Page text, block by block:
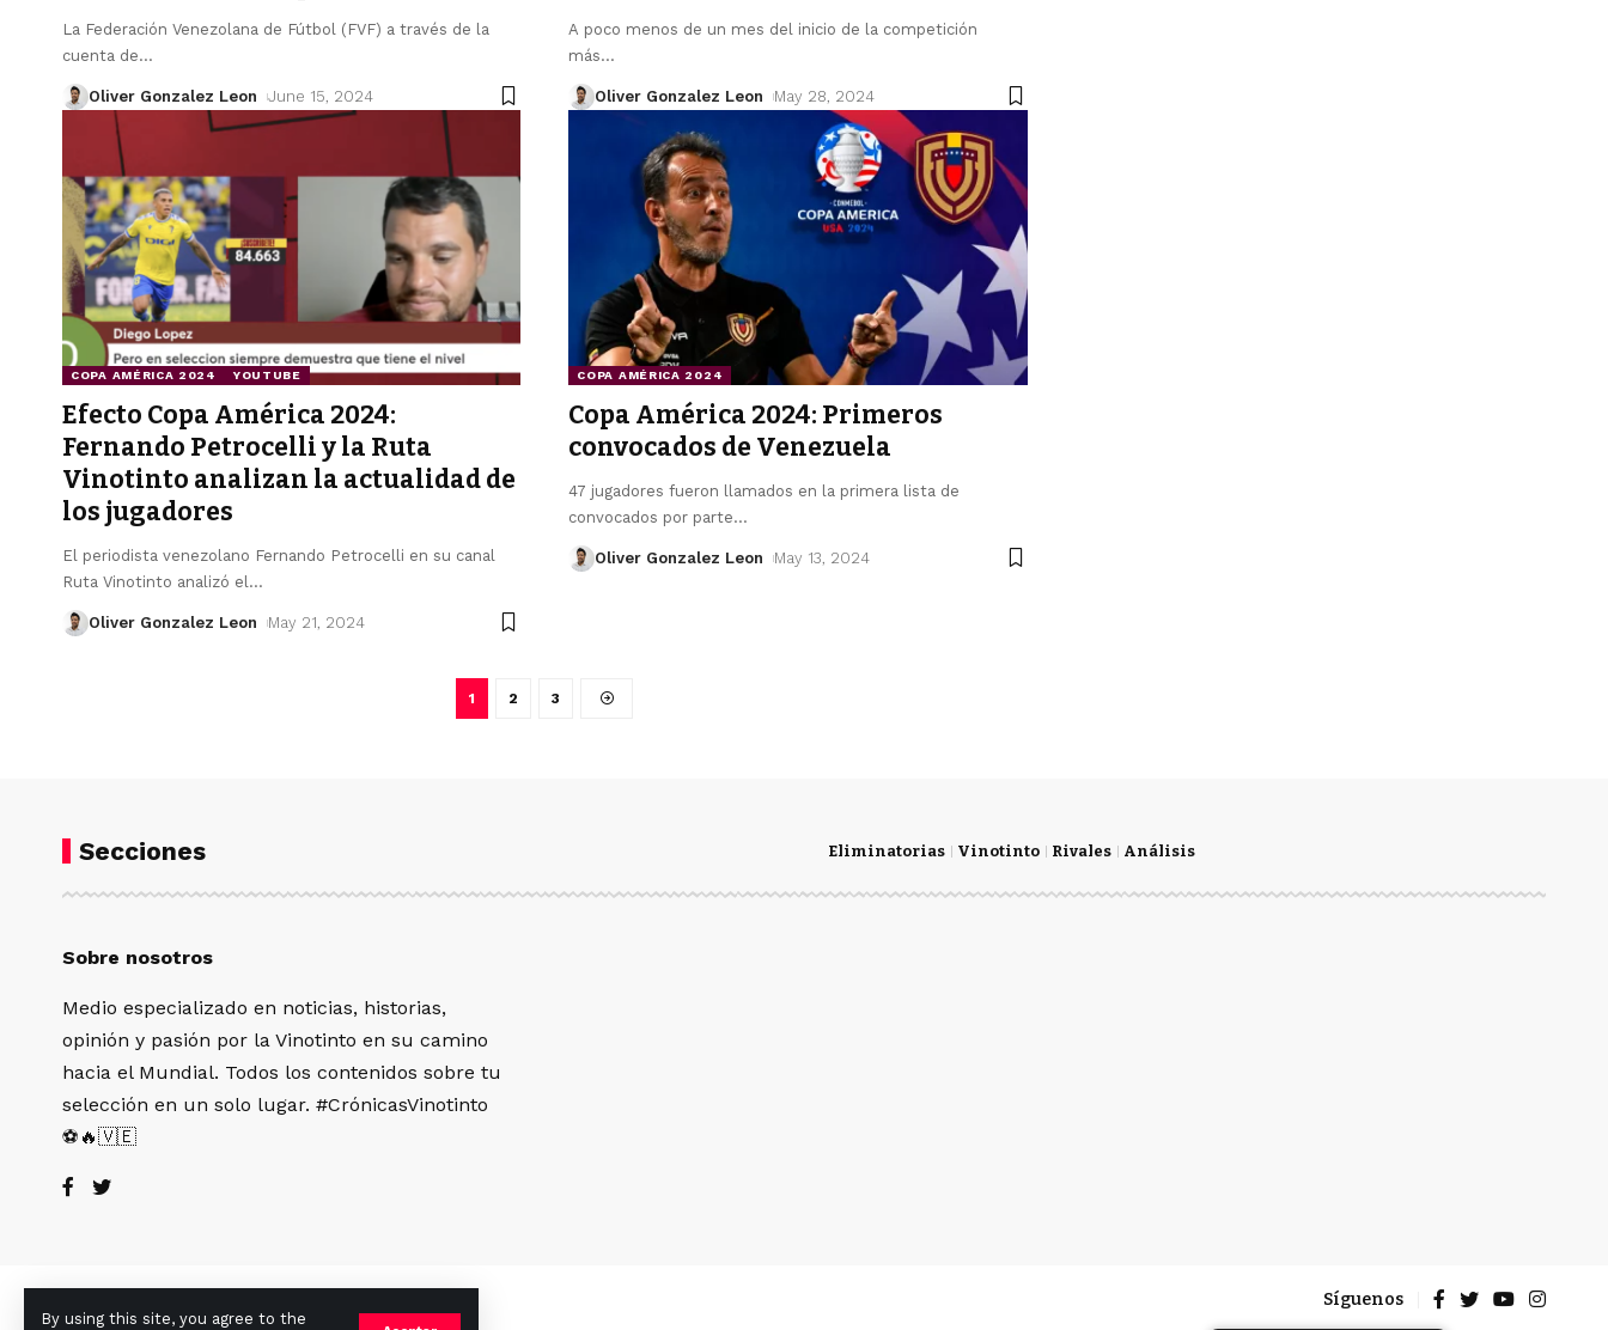
By using this site, you agree to the
La Federación Venezolana de Fútbol (FVF) a través de la
cuenta de…
Oliver Gonzalez Leon June 15, 2024
A poco menos de un mes del inicio de la competición
más…
Oliver Gonzalez Leon May 28, 2024
COPA AMÉRICA 2024 YOUTUBE
Efecto Copa América 2024:
Fernando Petrocelli y la Ruta
Vinotinto analizan la actualidad de
los jugadores
El periodista venezolano Fernando Petrocelli en su canal
Ruta Vinotinto analizó el …
Oliver Gonzalez Leon May 21, 2024
COPA AMÉRICA 2024
Copa América 2024: Primeros
convocados de Venezuela
47 jugadores fueron llamados en la primera lista de
convocados por parte…
Oliver Gonzalez Leon May 13, 2024
1 2 3
Secciones Eliminatorias Vinotinto Rivales Análisis
Sobre nosotros
Medio especializado en noticias, historias,
opinión y pasión por la Vinotinto en su camino
hacia el Mundial. Todos los contenidos sobre tu
selección en un solo lugar. #CrónicasVinotinto
⚽🔥🇻🇪
Síguenos